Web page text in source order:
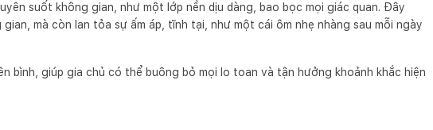
suốt không gian, như một lớp nền dịu dàng, bao bọc mọi giác quan. Đây
mà còn lan tỏa sự ấm áp, tĩnh tại, như một cái ôm nhẹ nhàng sau mỗi ngày
bình, giúp gia chủ có thể buông bỏ mọi lo toan và tận hưởng khoảnh khắc hiện